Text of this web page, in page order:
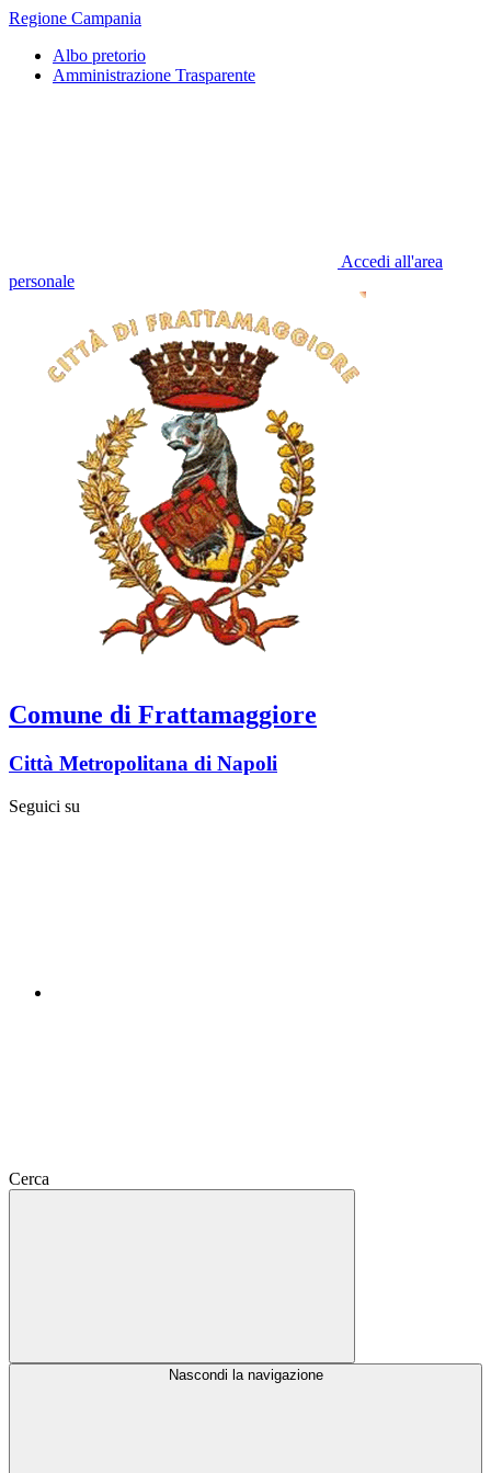
Regione Campania
Albo pretorio
Amministrazione Trasparente
Accedi all'area
personale
Comune di Frattamaggiore
Città Metropolitana di Napoli
Seguici su
Cerca
Nascondi la navigazione